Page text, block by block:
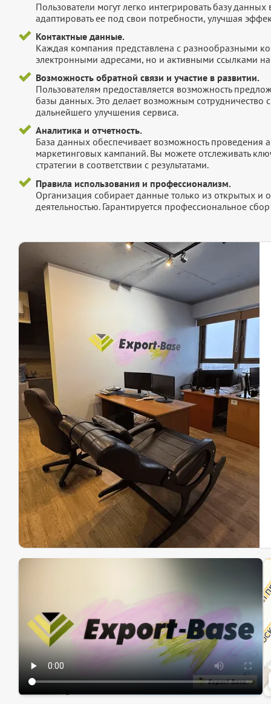
Пользователи могут легко интегрировать базу
адаптировать ее под свои потребности, улучшая
Контактные данные.
Каждая компания представлена с разнообразными
электронными адресами, но и активными ссылками
Возможность обратной связи и участие в развитии.
Пользователям предоставляется возможность
базы данных. Это делает возможным сотрудничество
дальнейшего улучшения сервиса.
Аналитика и отчетность.
База данных обеспечивает возможность проведения
маркетинговых кампаний. Вы можете отслеживать
стратегии в соответствии с результатами.
Правила использования и профессионализм.
Организация собирает данные только из открытых и
деятельностью. Гарантируется профессиональное